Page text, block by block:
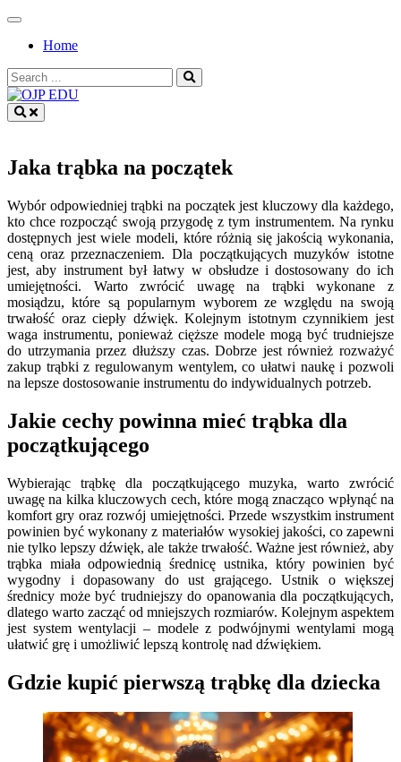
Skip
contentHome
Search
for:
Jaka trąbka na początek
Wybór odpowiedniej trąbki na początek jest kluczowy dla każdego,
kto chce rozpocząć swoją przygodę z tym instrumentem. Na rynku
dostępnych jest wiele modeli, które różnią się jakością wykonania,
ceną oraz przeznaczeniem. Dla początkujących muzyków istotne
jest, aby instrument był łatwy w obsłudze i dostosowany do ich
umiejętności. Warto zwrócić uwagę na trąbki wykonane z
mosiądzu, które są popularnym wyborem ze względu na swoją
trwałość oraz ciepły dźwięk. Kolejnym istotnym czynnikiem jest
waga instrumentu, ponieważ cięższe modele mogą być trudniejsze
do utrzymania przez dłuższy czas. Dobrze jest również rozważyć
zakup trąbki z regulowanym wentylem, co ułatwi naukę i pozwoli
na lepsze dostosowanie instrumentu do indywidualnych potrzeb.
Jakie cechy powinna mieć trąbka dla
początkującego
Wybierając trąbkę dla początkującego muzyka, warto zwrócić
uwagę na kilka kluczowych cech, które mogą znacząco wpłynąć na
komfort gry oraz rozwój umiejętności. Przede wszystkim instrument
powinien być wykonany z materiałów wysokiej jakości, co zapewni
nie tylko lepszy dźwięk, ale także trwałość. Ważne jest również, aby
trąbka miała odpowiednią średnicę ustnika, który powinien być
wygodny i dopasowany do ust grającego. Ustnik o większej
średnicy może być trudniejszy do opanowania dla początkujących,
dlatego warto zacząć od mniejszych rozmiarów. Kolejnym aspektem
jest system wentylacji – modele z podwójnymi wentylami mogą
ułatwić grę i umożliwić lepszą kontrolę nad dźwiękiem.
Gdzie kupić pierwszą trąbkę dla dziecka